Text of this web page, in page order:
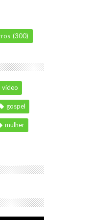
(300)
vídeo
gospel
mulher